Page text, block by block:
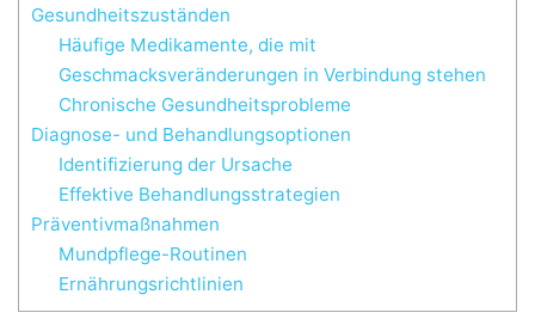
Gesundheitszuständen
Häufige Medikamente, die mit
Geschmacksveränderungen in Verbindung stehen
Chronische Gesundheitsprobleme
Diagnose- und Behandlungsoptionen
Identifizierung der Ursache
Effektive Behandlungsstrategien
Präventivmaßnahmen
Mundpflege-Routinen
Ernährungsrichtlinien